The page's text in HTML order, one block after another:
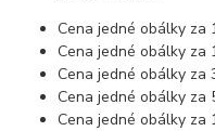
Cena jedné obálky za
Cena jedné obálky za
Cena jedné obálky za
Cena jedné obálky za
Cena jedné obálky za